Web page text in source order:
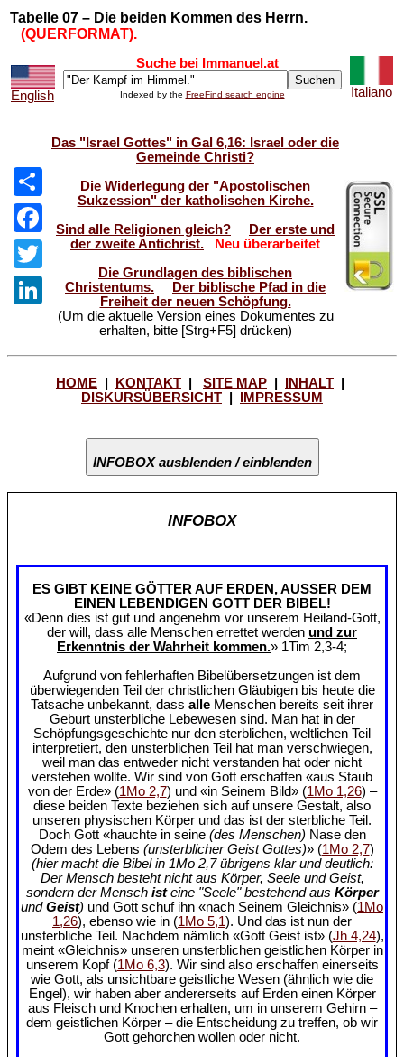
Tabelle 07 – Die beiden Kommen des Herrn.
(QUERFORMAT).
English
Suche bei Immanuel.at
Indexed by the FreeFind search engine Italiano
Share
Facebook
Twitter
LinkedIn
Das "Israel Gottes" in Gal 6,16: Israel oder die
Gemeinde Christi?
Die Widerlegung der "Apostolischen
Sukzession" der katholischen Kirche.
Sind alle Religionen gleich?
Der erste und
der zweite Antichrist.
Neu überarbeitet
Die Grundlagen des biblischen
Christentums.
Der biblische Pfad in die
Freiheit der neuen Schöpfung.
(Um die aktuelle Version eines Dokumentes zu
erhalten, bitte [Strg+F5] drücken)
HOME KONTAKT SITE MAP INHALT
DISKURSÜBERSICHT
IMPRESSUM
INFOBOX ausblenden / einblenden
INFOBOX
ES GIBT KEINE GÖTTER AUF ERDEN, AUSSER DEM
EINEN LEBENDIGEN GOTT DER BIBEL!
«Denn dies ist gut und angenehm vor unserem Heiland-Gott,
der will, dass alle Menschen errettet werden und zur
Erkenntnis der Wahrheit kommen.» 1Tim 2,3-4;
Aufgrund von fehlerhaften Bibelübersetzungen ist dem
überwiegenden Teil der christlichen Gläubigen bis heute die
Tatsache unbekannt, dass alle Menschen bereits seit ihrer
Geburt unsterbliche Lebewesen sind. Man hat in der
Schöpfungsgeschichte nur den sterblichen, weltlichen Teil
interpretiert, den unsterblichen Teil hat man verschwiegen,
weil man das entweder nicht verstanden hat oder nicht
verstehen wollte. Wir sind von Gott erschaffen «aus Staub
von der Erde» (1Mo 2,7) und «in Seinem Bild» (1Mo 1,26) –
diese beiden Texte beziehen sich auf unsere Gestalt, also
unseren physischen Körper und das ist der sterbliche Teil.
Doch Gott «hauchte in seine (des Menschen) Nase den
Odem des Lebens (unsterblicher Geist Gottes)» (1Mo 2,7)
(hier macht die Bibel in 1Mo 2,7 übrigens klar und deutlich:
Der Mensch besteht nicht aus Körper, Seele und Geist,
sondern der Mensch isteine "Seele" bestehend aus Körper
undGeist) und Gott schuf ihn «nach Seinem Gleichnis» (1Mo
1,26), ebenso wie in (1Mo 5,1). Und das ist nun der
unsterbliche Teil. Nachdem nämlich «Gott Geist ist» (Jh 4,24),
meint «Gleichnis» unseren unsterblichen geistlichen Körper in
unserem Kopf (1Mo 6,3). Wir sind also erschaffen einerseits
wie Gott, als unsichtbare geistliche Wesen (ähnlich wie die
Engel), wir haben aber andererseits auf Erden einen Körper
aus Fleisch und Knochen erhalten, um in unserem Gehirn –
dem geistlichen Körper – die Entscheidung zu treffen, ob wir
Gott gehorchen wollen oder nicht.